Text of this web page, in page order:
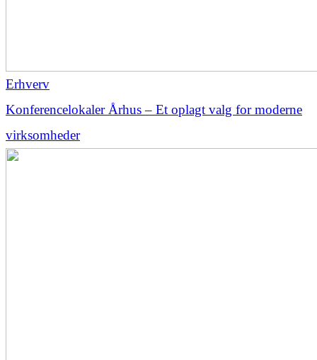
Erhverv
Konferencelokaler Århus – Et oplagt valg for moderne
virksomheder